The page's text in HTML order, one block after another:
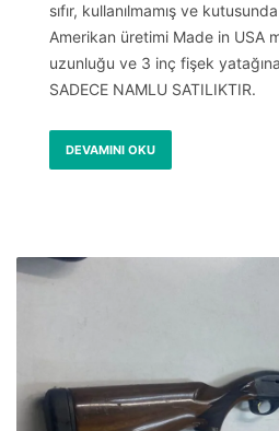
sıfır, kullanılmamış ve
Amerikan üretimi Made in USA
uzunluğu ve 3 inç fişek
SADECE NAMLU SATILIKTIR.
DEVAMINI OKU